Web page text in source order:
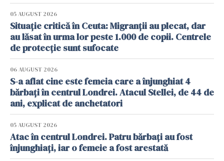
05 AUGUST 2026
Situație critică în Ceuta: Migranții au plecat, dar
au lăsat în urma lor peste 1.000 de copii. Centrele
de protecție sunt sufocate
06 AUGUST 2026
S-a aflat cine este femeia care a înjunghiat 4
bărbați în centrul Londrei. Atacul Stellei, de 44 de
ani, explicat de anchetatori
05 AUGUST 2026
Atac în centrul Londrei. Patru bărbați au fost
înjunghiați, iar o femeie a fost arestată